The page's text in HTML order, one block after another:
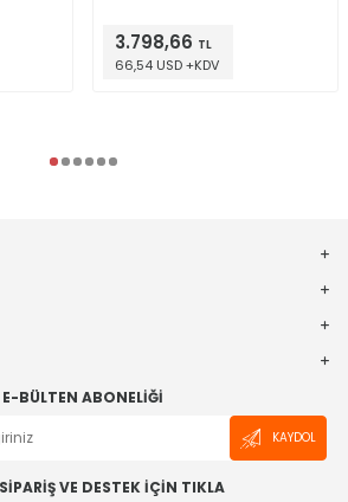
3.798,66 TL
66,54 USD +KDV
E-BÜLTEN ABONELIĞI
KAYDOL
VE DESTEK İÇİN TIKLA